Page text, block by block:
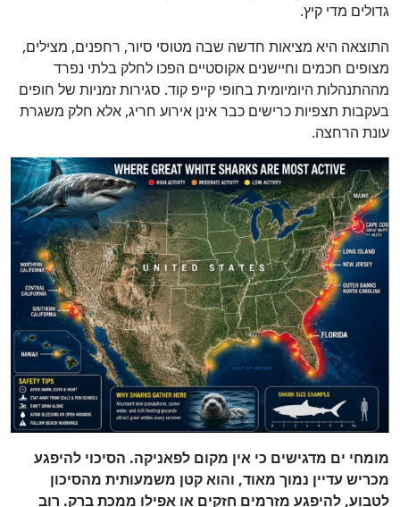
גדולים מדי קיץ.
התוצאה היא מציאות חדשה שבה מטוסי סיור, רחפנים, מצילים,
מצופים חכמים וחיישנים אקוסטיים הפכו לחלק בלתי נפרד
מההתנהלות היומיומית בחופי קייפ קוד. סגירות זמניות של חופים
בעקבות תצפיות כרישים כבר אינן אירוע חריג, אלא חלק משגרת
עונת הרחצה.
מומחי ים מדגישים כי אין מקום לפאניקה. הסיכוי להיפגע
מכריש עדיין נמוך מאוד, והוא קטן משמעותית מהסיכון
לטבוע, להיפגע מזרמים חזקים או אפילו ממכת ברק. רוב